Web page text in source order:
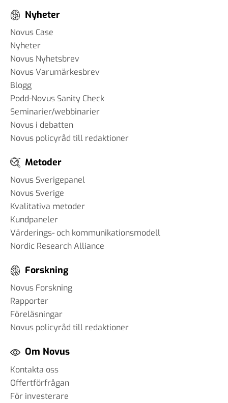
Nyheter
Novus Case
Nyheter
Novus Nyhetsbrev
Novus Varumärkesbrev
Blogg
Podd-Novus Sanity Check
Seminarier/webbinarier
Novus i debatten
Novus policyråd till redaktioner
Metoder
Novus Sverigepanel
Novus Sverige
Kvalitativa metoder
Kundpaneler
Värderings- och kommunikationsmodell
Nordic Research Alliance
Forskning
Novus Forskning
Rapporter
Föreläsningar
Novus policyråd till redaktioner
Om Novus
Kontakta oss
Offertförfrågan
För investerare